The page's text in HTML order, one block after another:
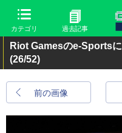
カテゴリ 過去記事
Riot Gamesのe-Sports
(26/52)
前の画像